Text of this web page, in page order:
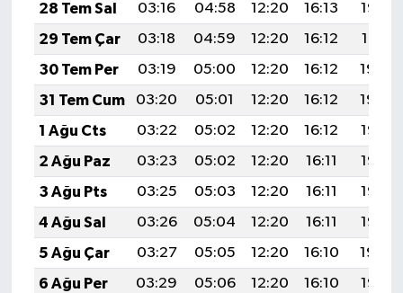
28 Tem Sal
03:16 04:58 12:20 16:13
19:32
29 Tem Çar
03:18 04:59 12:20 16:12
19:31
30 Tem Per
03:19 05:00 12:20 16:12
19:30
31 Tem Cum
03:20 05:01 12:20 16:12
19:29
1 Ağu Cts
03:22 05:02 12:20 16:12
19:28
2 Ağu Paz
03:23 05:02 12:20 16:11
19:27
3 Ağu Pts
03:25 05:03 12:20 16:11
19:26
4 Ağu Sal
03:26 05:04 12:20 16:11
19:25
5 Ağu Çar
03:27 05:05 12:20 16:10
19:24
6 Ağu Per
03:29 05:06 12:20 16:10
19:23